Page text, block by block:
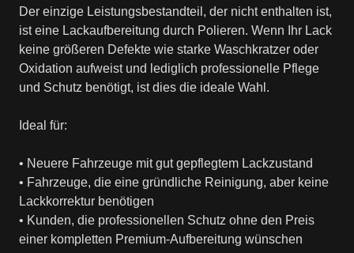
Der einzige Leistungsbestandteil, der nicht enthalten ist,
ist eine Lackaufbereitung durch Polieren. Wenn Ihr Lack
keine größeren Defekte wie starke Waschkratzer oder
Oxidation aufweist und lediglich professionelle Pflege
und Schutz benötigt, ist dies die ideale Wahl.
Ideal für:
• Neuere Fahrzeuge mit gut gepflegtem Lackzustand
• Fahrzeuge, die eine gründliche Reinigung, aber keine
Lackkorrektur benötigen
• Kunden, die professionellen Schutz ohne den Preis
einer kompletten Premium-Aufbereitung wünschen